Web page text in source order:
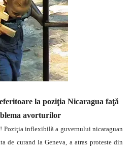
la poziţia Nicaragua faţă
avorturilor
Poziţia inflexibilă a guvernului nicaraguan
de curand la Geneva, a atras proteste din